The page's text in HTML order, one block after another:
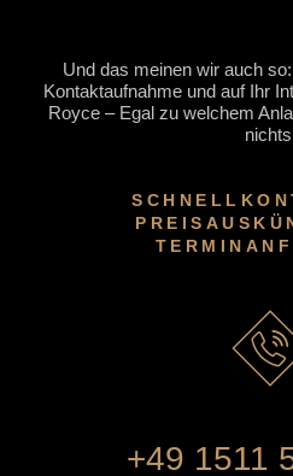
Und das meinen wir auch
Kontaktaufnahme und auf Ihr
Royce – Egal zu welchem
+49 1511